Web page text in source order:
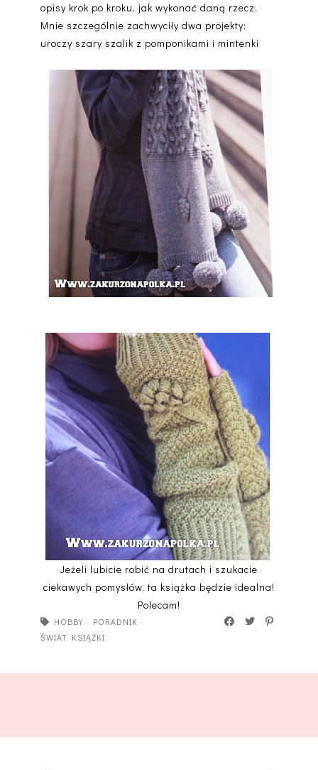
opisy krok po kroku, jak wykonać daną rzecz.
Mnie szczególnie zachwyciły dwa projekty:
uroczy szary szalik z pomponikami i mintenki
Jeżeli lubicie robić na drutach i szukacie
ciekawych pomysłów, ta książka będzie idealna!
Polecam!
HOBBY· PORADNIK ·
ŚWIAT KSIĄŻKI